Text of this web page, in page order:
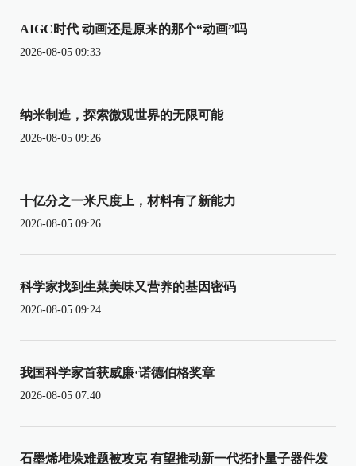
AIGC时代 动画还是原来的那个“动画”吗
2026-08-05 09:33
纳米制造，探索微观世界的无限可能
2026-08-05 09:26
十亿分之一米尺度上，材料有了新能力
2026-08-05 09:26
科学家找到生菜美味又营养的基因密码
2026-08-05 09:24
我国科学家首获威廉·诺德伯格奖章
2026-08-05 07:40
石墨烯堆垛难题被攻克 有望推动新一代拓扑量子器件发